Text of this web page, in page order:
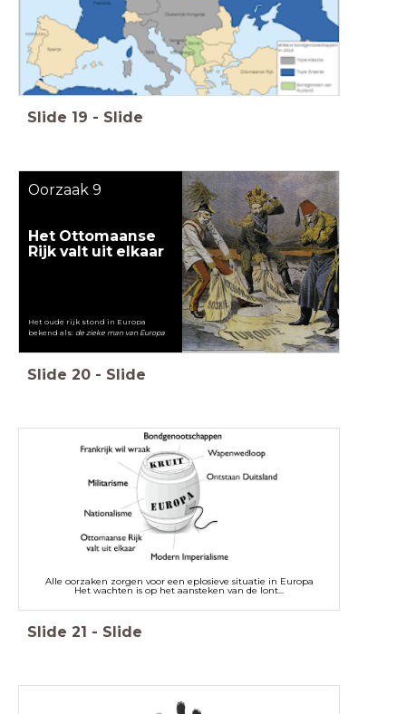
Slide 19 - Slide
Oorzaak 9
Het Ottomaanse
Rijkvalt uit elkaar
Het oude rijk stond in Europa
bekend als:de zieke man van Europa
Slide 20 - Slide
Alle oorzaken zorgen voor een eplosieve situatie in Europa
Het wachten is op het aansteken van de lont...
Slide 21 - Slide